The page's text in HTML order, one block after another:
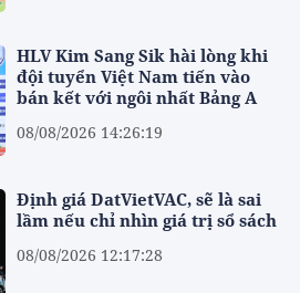
HLV Kim Sang Sik hài lòng khi
đội tuyển Việt Nam tiến vào
bán kết với ngôi nhất Bảng A
08/08/2026 14:26:19
Định giá DatVietVAC, sẽ là sai
lầm nếu chỉ nhìn giá trị sổ sách
08/08/2026 12:17:28